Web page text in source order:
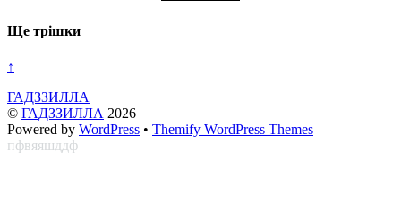
Ще трішки
↑
ГАДЗЗИЛЛА
© ГАДЗЗИЛЛА 2026
Powered by WordPress • Themify WordPress Themes
пфвяяшддф